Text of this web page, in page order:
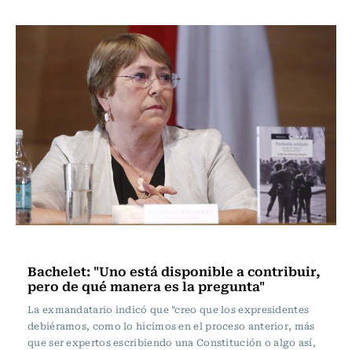
Bachelet: "Uno está disponible a contribuir,
pero de qué manera es la pregunta"
La exmandatario indicó que "creo que los expresidentes
debiéramos, como lo hicimos en el proceso anterior, más
que ser expertos escribiendo una Constitución o algo así,